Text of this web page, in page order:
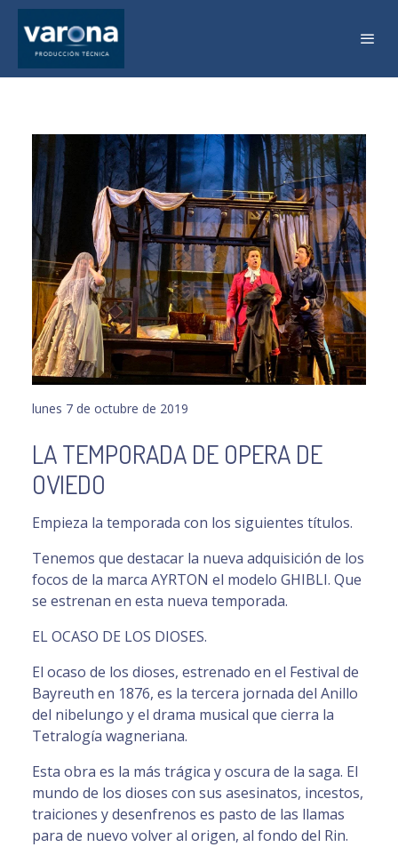
lunes 7 de octubre de 2019
LA TEMPORADA DE OPERA DE
OVIEDO
Empieza la temporada con los siguientes títulos.
Tenemos que destacar la nueva adquisición de los
focos de la marca AYRTON el modelo GHIBLI. Que
se estrenan en esta nueva temporada.
EL OCASO DE LOS DIOSES.
El ocaso de los dioses, estrenado en el Festival de
Bayreuth en 1876, es la tercera jornada del Anillo
del nibelungo y el drama musical que cierra la
Tetralogía wagneriana.
Esta obra es la más trágica y oscura de la saga. El
mundo de los dioses con sus asesinatos, incestos,
traiciones y desenfrenos es pasto de las llamas
para de nuevo volver al origen, al fondo del Rin.